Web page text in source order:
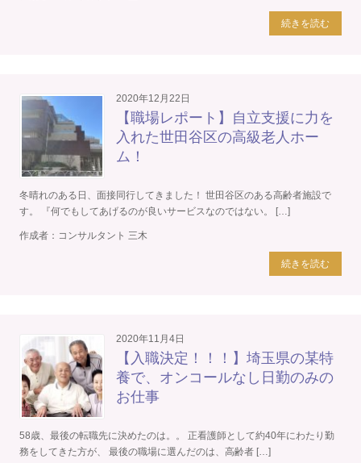
続きを読む
2020年12月22日
【職場レポート】自立支援に力を
入れた世田谷区の高級老人ホー
ム！
冬晴れのある日、面接同行してきました！ 世田谷区のある高齢者施設で
す。 『何でもしてあげるのが良いサービスなのではない。 […]
作成者： コンサルタント 三木
続きを読む
2020年11月4日
【入職決定！！！】埼玉県の某特
養で、オンコールなし日勤のみの
お仕事
58歳、最後の転職先に決めたのは。。 正看護師として約40年にわたり勤
務をしてきた方が、 最後の職場に選んだのは、高齢者 […]